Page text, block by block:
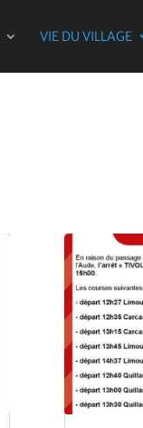
VIE DU VILLAGE